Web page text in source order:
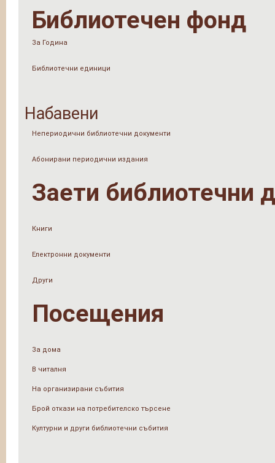
Библиотечен фонд
За Година
Библиотечни единици
Набавени
Непериодични библиотечни документи
Абонирани периодични издания
Заети библиотечни
Книги
Електронни документи
Други
Посещения
За дома
В читалня
На организирани събития
Брой откази на потребителско търсене
Културни и други библиотечни събития